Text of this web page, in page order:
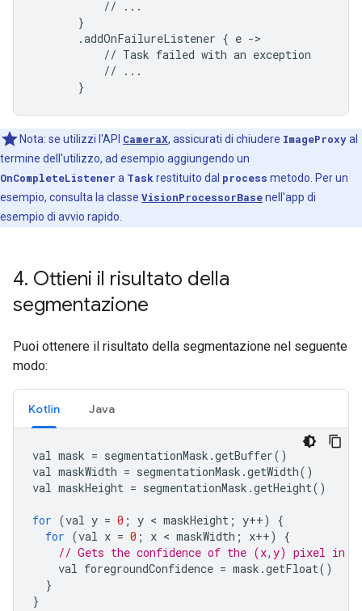
           // ...
       }
       .addOnFailureListener { e ->
           // Task failed with an exception
           // ...
       }
Nota: se utilizzi l'API CameraX, assicurati di chiudere ImageProxyal
termine dell'utilizzo, ad esempio aggiungendo un
OnCompleteListener a Task restituito dal process metodo. Per un
esempio, consulta la classe VisionProcessorBasenell'app di
esempio di avvio rapido.
4. Ottieni il risultato della
segmentazione
Puoi ottenere il risultato della segmentazione nel seguente
modo:
Kotlin Java
val mask = segmentationMask .getBuffer()
val maskWidth = segmentationMask .getWidth()
val maskHeight = segmentationMask .getHeight()
for (val y = 0 ; y < maskHeight ; y++)
{
for (val x = 0 ; x < maskWidth ; x++)
{
// Gets the confidence of the (x,y) pixel in
val foregroundConfidence = mask .getFloat()
}
}